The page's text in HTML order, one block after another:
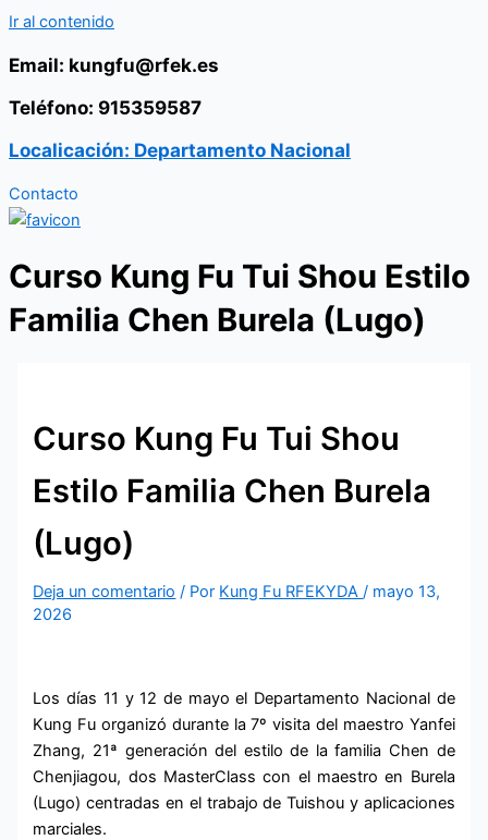
Ir al contenido
Email: kungfu@rfek.es
Teléfono: 915359587
Localicación: Departamento Nacional
Contacto
Curso Kung Fu Tui Shou Estilo
Familia Chen Burela (Lugo)
Curso Kung Fu Tui Shou
Estilo Familia Chen Burela
(Lugo)
Deja un comentario / Por Kung Fu RFEKYDA/ mayo 13,
2026
Los días 11 y 12 de mayo el Departamento Nacional de
Kung Fu organizó durante la 7º visita del maestro Yanfei
Zhang, 21ª generación del estilo de la familia Chen de
Chenjiagou, dos MasterClass con el maestro en Burela
(Lugo) centradas en el trabajo de Tuishou y aplicaciones
marciales.